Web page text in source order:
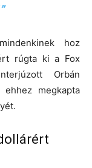
hoz
rúgta ki a Fox
Orbán
megkapta